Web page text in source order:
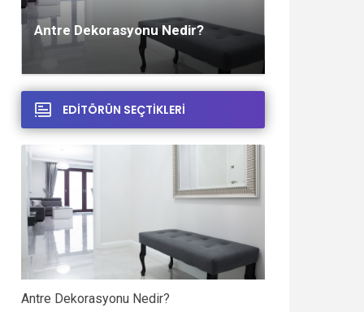
Antre Dekorasyonu Nedir?
EDİTÖRÜN SEÇTİKLERİ
Antre Dekorasyonu Nedir?